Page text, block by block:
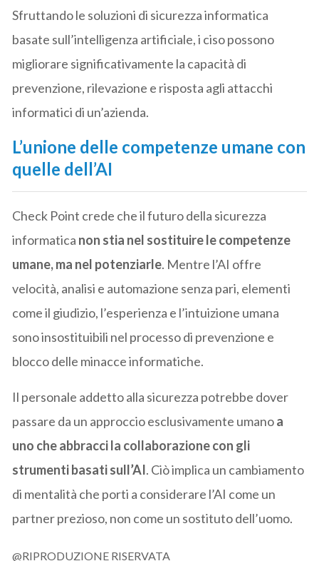
Sfruttando le soluzioni di sicurezza informatica
basate sull’intelligenza artificiale, i ciso possono
migliorare significativamente la capacità di
prevenzione, rilevazione e risposta agli attacchi
informatici di un’azienda.
L’unione delle competenze umane con
quelle dell’AI
Check Point crede che il futuro della sicurezza
informatica non stia nel sostituire le competenze
umane, ma nel potenziarle. Mentre l’AI offre
velocità, analisi e automazione senza pari, elementi
come il giudizio, l’esperienza e l’intuizione umana
sono insostituibili nel processo di prevenzione e
blocco delle minacce informatiche.
Il personale addetto alla sicurezza potrebbe dover
passare da un approccio esclusivamente umanoa
uno che abbracci la collaborazione con gli
strumenti basati sull’AI. Ciò implica un cambiamento
di mentalità che porti a considerare l’AI come un
partner prezioso, non come un sostituto dell’uomo.
@RIPRODUZIONE RISERVATA